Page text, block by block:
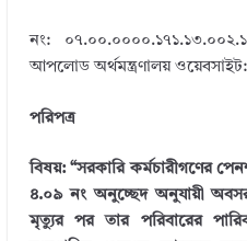
নং:
আপলোড অর্থমন্ত্রণালয়
পরিপত্র
বিষয়: “সরকারি কর্মচারীগণের
৪.০৯ নং অনুচ্ছেদ অনুযায়ী
মৃত্যুর পর তার পরিবারের